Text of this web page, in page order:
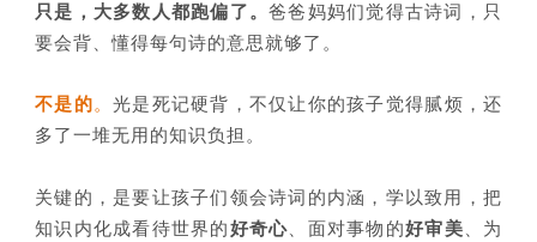
只是，大多数人都跑偏了。爸爸妈妈们觉得古诗词，只
要会背、懂得每句诗的意思就够了。
不是的。光是死记硬背，不仅让你的孩子觉得腻烦，还
多了一堆无用的知识负担。
关键的，是要让孩子们领会诗词的内涵，学以致用，把
知识内化成看待世界的好奇心 、面对事物的好审美 、为